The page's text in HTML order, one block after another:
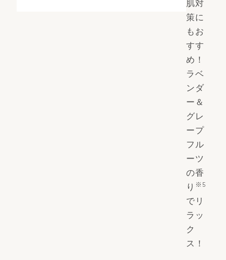
肌対
策に
もお
すす
め！
ラベ
ンダ
ー＆
グレ
ープ
フル
ーツ
の香
り ※5
でリ
ラッ
ク
ス！